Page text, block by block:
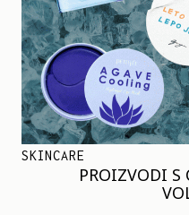
SKINCARE
PROIZVODI S